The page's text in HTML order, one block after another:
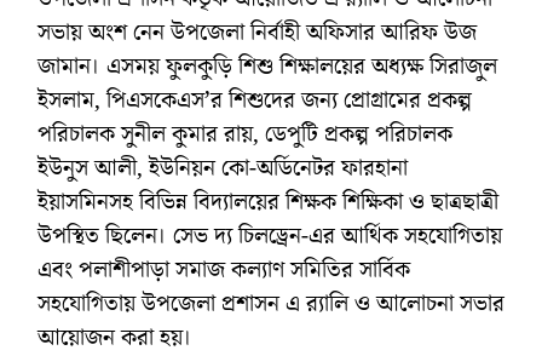
সভায় অংশ নেন উপজেলা নির্বাহী অফিসার আরিফ উজ
জামান। এসময় ফুলকুড়ি শিশু শিক্ষালয়ের অধ্যক্ষ সিরাজুল
ইসলাম, পিএসকেএস’র শিশুদের জন্য প্রোগ্রামের প্রকল্প
পরিচালক সুনীল কুমার রায়, ডেপুটি প্রকল্প পরিচালক
ইউনুস আলী, ইউনিয়ন কো-অর্ডিনেটর ফারহানা
ইয়াসমিনসহ বিভিন্ন বিদ্যালয়ের শিক্ষক শিক্ষিকা ও ছাত্রছাত্রী
উপস্থিত ছিলেন। সেভ দ্য চিলড্রেন-এর আর্থিক সহযোগিতায়
এবং পলাশীপাড়া সমাজ কল্যাণ সমিতির সার্বিক
সহযোগিতায় উপজেলা প্রশাসন এ র‌্যালি ও আলোচনা সভার
আয়োজন করা হয়।